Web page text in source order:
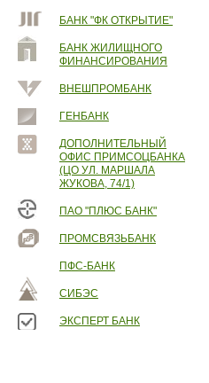
БАНК "ФК ОТКРЫТИЕ"
БАНК ЖИЛИЩНОГО
ФИНАНСИРОВАНИЯ
ВНЕШПРОМБАНК
ГЕНБАНК
ДОПОЛНИТЕЛЬНЫЙ
ОФИС ПРИМСОЦБАНКА
(ЦО УЛ. МАРШАЛА
ЖУКОВА, 74/1)
ПАО "ПЛЮС БАНК"
ПРОМСВЯЗЬБАНК
ПФС-БАНК
СИБЭС
ЭКСПЕРТ БАНК